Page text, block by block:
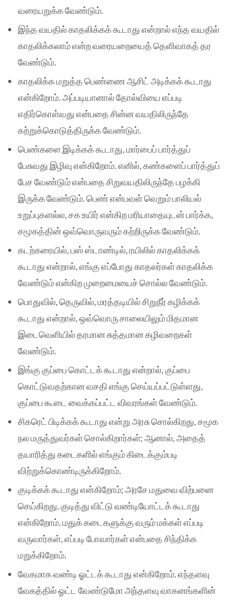
வரையறுக்க வேண்டும்.
இந்த வயதில் காதலிக்கக் கூடாது என்றால் எந்த வயதில்
காதலிக்கலாம் என்ற வரையறையைத் தெளிவாகத் தர
வேண்டும்.
காதலிக்க மறுத்த பெண்ணை ஆசிட் அடிக்கக் கூடாது
என்கிறோம். அப்படியானால் தோல்வியை எப்படி
எதிர்கொள்வது என்பதை சின்ன வயதிலிருந்தே
கற்றுக்கொடுத்திருக்க வேண்டும்.
பெண்களை இடிக்கக் கூடாது, மார்பைப் பார்த்துப்
பேசுவது இழிவு என்கிறோம். எனில், கண்களைப் பார்த்துப்
பேச வேண்டும் என்பதை சிறுவயதிலிருந்தே பழக்கி
இருக்க வேண்டும். பெண் என்பவள் வெறும் பாலியல்
உறுப்புகளல்ல, சக உயிர் என்கிற மரியாதையுடன் பார்க்க,
சமூகத்தின் ஒவ்வொருவரும் கற்றிருக்க வேண்டும்.
கடற்கரையில், பஸ் ஸ்டாண்டில், ரயிலில் காதலிக்கக்
கூடாது என்றால், எங்கு எப்போது காதலர்கள் காதலிக்க
வேண்டும் என்கிற முறைமையைச் சொல்ல வேண்டும்.
பொதுவில், தெருவில், மரத்தடியில் சிறுநீர் கழிக்கக்
கூடாது என்றால், ஒவ்வொரு சாலையிலும் மிதமான
இடைவெளியில் தரமான சுத்தமான கழிவறைகள்
வேண்டும்.
இங்கு குப்பை கொட்டக் கூடாது என்றால், குப்பை
கொட்டுவதற்கான வசதி எங்கு செய்யப்பட்டுள்ளது,
குப்பை கூடை வைக்கப்பட்ட விவரங்கள் வேண்டும்.
சிகரெட் பிடிக்கக் கூடாது என்று அரசு சொல்கிறது, சமூக
நல மருத்துவர்கள் சொல்கிறார்கள்; ஆனால், அதைத்
தயாரித்து கடைகளில் எங்கும் கிடைக்கும்படி
விற்றுக்கொண்டிருக்கிறோம்.
குடிக்கக் கூடாது என்கிறோம்; அரசே மதுவை விற்பனை
செய்கிறது. குடித்து விட்டு வண்டியோட்டக் கூடாது
என்கிறோம். மதுக் கடைகளுக்கு வரும் மக்கள் எப்படி
வருவார்கள், எப்படி போவார்கள் என்பதை சிந்திக்க
மறுக்கிறோம்.
வேகமாக வண்டி ஓட்டக் கூடாது என்கிறோம். எந்தளவு
வேகத்தில் ஓட்ட வேண்டுமோ அந்தளவு வாகனங்களின்